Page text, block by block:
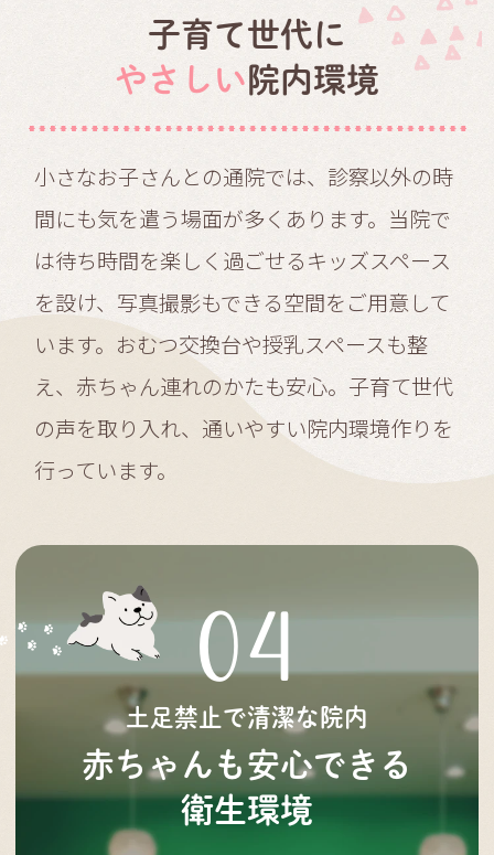
子育て世代に
やさしい 院内環境
小さなお子さんとの通院では、診察以外の時
間にも気を遣う場面が多くあります。当院で
は待ち時間を楽しく過ごせるキッズスペース
を設け、写真撮影もできる空間をご用意して
います。おむつ交換台や授乳スペースも整
え、赤ちゃん連れのかたも安心。子育て世代
の声を取り入れ、通いやすい院内環境作りを
行っています。
04
土足禁止で清潔な院内
赤ちゃんも安心できる
衛生環境